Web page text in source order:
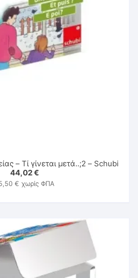
– Τί γίνεται μετά..;2 – Schubi
44,02€
€ χωρίς ΦΠΑ